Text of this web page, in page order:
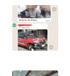
WN
BABEL
SUMBAR